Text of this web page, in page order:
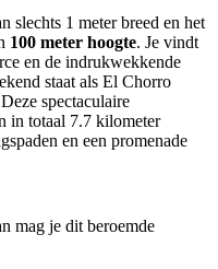
slechts 1 meter breed en het
100 meter hoogte. Je vindt
en de indrukwekkende
staat als El Chorro
spectaculaire
in totaal 7.7 kilometer
en een promenade
mag je dit beroemde